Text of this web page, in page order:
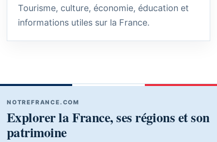
Tourisme, culture, économie, éducation et
informations utiles sur la France.
NOTREFRANCE.COM
Explorer la France, ses régions et son
patrimoine